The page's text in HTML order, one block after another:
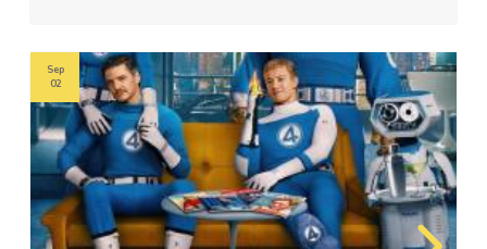
Sep
02